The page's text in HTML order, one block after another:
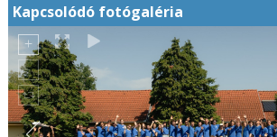
Kapcsolódó fotógaléria